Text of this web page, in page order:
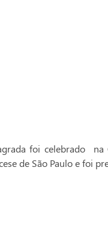
foi celebrado
de São Paulo e foi